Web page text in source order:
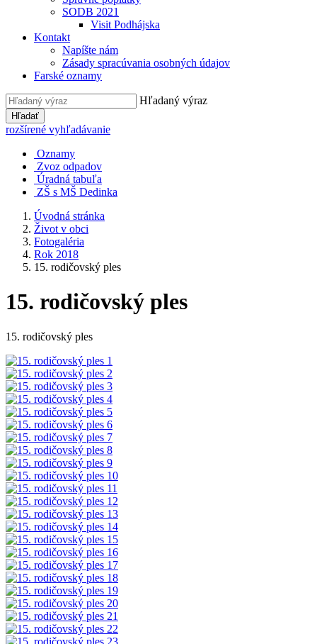
SODB 2021
Visit Podhájska
Kontakt
Napíšte nám
Zásady spracúvania osobných údajov
Farské oznamy
Hľadaný výraz
Hľadať
rozšírené vyhľadávanie
Oznamy
Zvoz odpadov
Úradná tabuľa
ZŠ s MŠ Dedinka
Úvodná stránka
Život v obci
Fotogaléria
Rok 2018
15. rodičovský ples
15. rodičovský ples
15. rodičovský ples